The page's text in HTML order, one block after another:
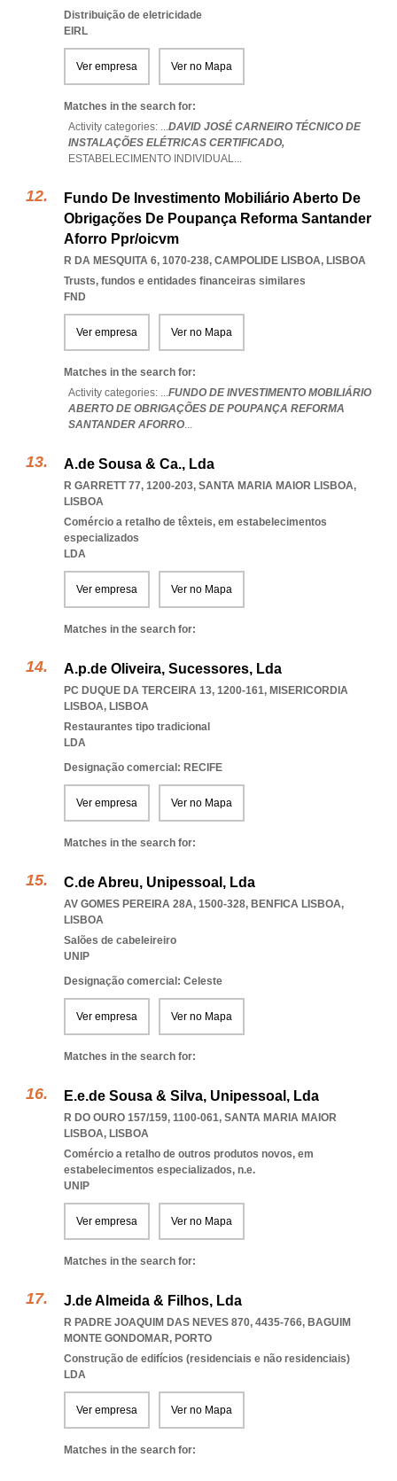
Distribuição de eletricidade
EIRL
Ver empresa Ver no Mapa
Matches in the search for:
Activity categories: ...DAVID JOSÉ CARNEIRO TÉCNICO DE
INSTALAÇÕES ELÉTRICAS CERTIFICADO,
ESTABELECIMENTO INDIVIDUAL...
Fundo De Investimento Mobiliário Aberto De
Obrigações De Poupança Reforma Santander
Aforro Ppr/oicvm
R DA MESQUITA 6, 1070-238, CAMPOLIDE LISBOA, LISBOA
Trusts, fundos e entidades financeiras similares
FND
Ver empresa Ver no Mapa
Matches in the search for:
Activity categories: ...FUNDO DE INVESTIMENTO MOBILIÁRIO
ABERTO DE OBRIGAÇÕES DE POUPANÇA REFORMA
SANTANDER AFORRO...
A.de Sousa & Ca., Lda
R GARRETT 77, 1200-203, SANTA MARIA MAIOR LISBOA,
LISBOA
Comércio a retalho de têxteis, em estabelecimentos
especializados
LDA
Ver empresa Ver no Mapa
Matches in the search for:
A.p.de Oliveira, Sucessores, Lda
PC DUQUE DA TERCEIRA 13, 1200-161, MISERICORDIA
LISBOA, LISBOA
Restaurantes tipo tradicional
LDA
Designação comercial: RECIFE
Ver empresa Ver no Mapa
Matches in the search for:
C.de Abreu, Unipessoal, Lda
AV GOMES PEREIRA 28A, 1500-328, BENFICA LISBOA,
LISBOA
Salões de cabeleireiro
UNIP
Designação comercial: Celeste
Ver empresa Ver no Mapa
Matches in the search for:
E.e.de Sousa & Silva, Unipessoal, Lda
R DO OURO 157/159, 1100-061, SANTA MARIA MAIOR
LISBOA, LISBOA
Comércio a retalho de outros produtos novos, em
estabelecimentos especializados, n.e.
UNIP
Ver empresa Ver no Mapa
Matches in the search for:
J.de Almeida & Filhos, Lda
R PADRE JOAQUIM DAS NEVES 870, 4435-766, BAGUIM
MONTE GONDOMAR, PORTO
Construção de edifícios (residenciais e não residenciais)
LDA
Ver empresa Ver no Mapa
Matches in the search for: